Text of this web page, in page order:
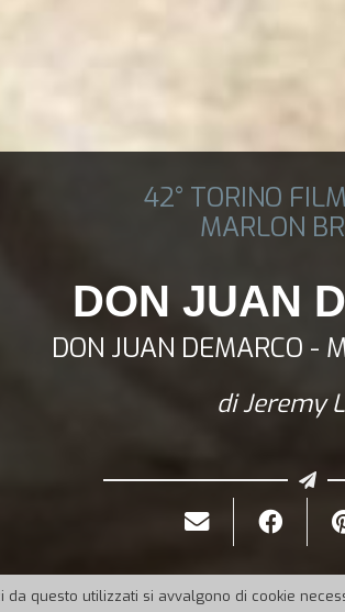
42° TORINO
MARLON
DON JUAN
DON JUAN DEMARCO -
di Jeremy
da questo utilizzati si avvalgono di cookie